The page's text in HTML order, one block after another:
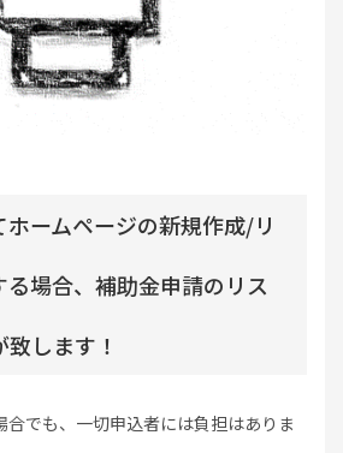
ームページの新規作成/リ
る場合、補助金申請のリス
します！
合でも、一切申込者には負担はありま